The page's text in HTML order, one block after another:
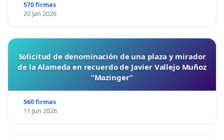
570 firmas
20 Jan 2026
Solicitud de denominación de una plaza y mirador
de la Alameda en recuerdo de Javier Vallejo Muñoz
“Mazinger”
560 firmas
11 Jun 2026